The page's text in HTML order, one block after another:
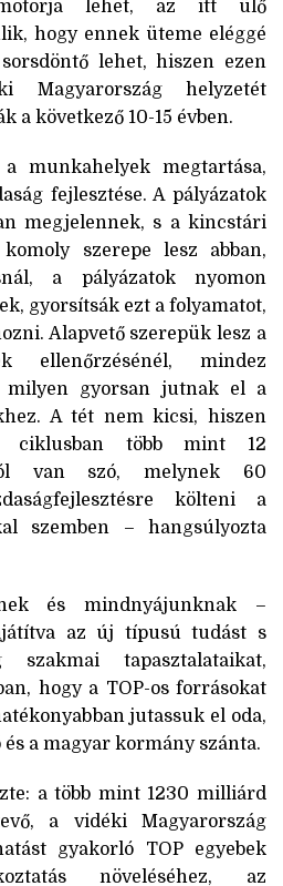
motorja lehet, az itt ülő
hogy ennek üteme eléggé
lehet, hiszen ezen
Magyarország helyzetét
a következő 10-15 évben.
munkahelyek megtartása,
fejlesztése. A pályázatok
megjelennek, s a kincstári
szerepe lesz abban,
a pályázatok nyomon
gyorsítsák ezt a folyamatot,
Alapvető szerepük lesz a
ellenőrzésénél, mindez
milyen gyorsan jutnak el a
A tét nem kicsi, hiszen
ciklusban több mint 12
van szó, melynek 60
költeni a
szemben – hangsúlyozta
és mindnyájunknak –
az új típusú tudást s
szakmai tapasztalataikat,
hogy a TOP-os forrásokat
jutassuk el oda,
a magyar kormány szánta.
a több mint 1230 milliárd
a vidéki Magyarország
gyakorló TOP egyebek
növeléséhez, az